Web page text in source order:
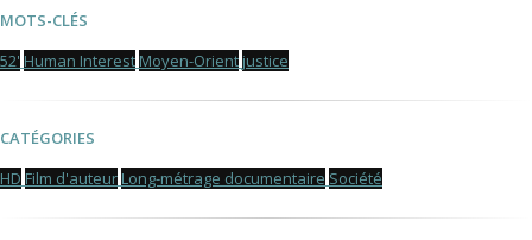
MOTS-CLÉS
52' Human Interest Moyen-Orient justice
CATÉGORIES
HD Film d'auteur Long-métrage documentaire Société